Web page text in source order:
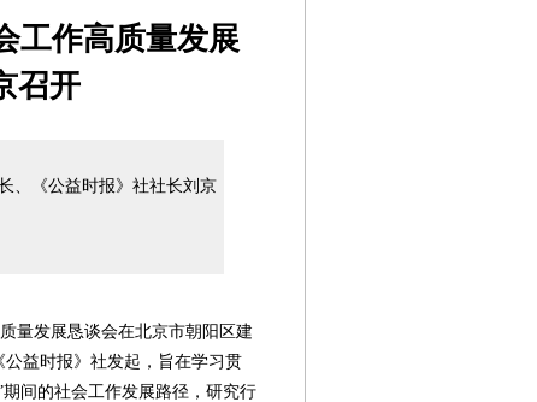
工作高质量发展
召开
、《公益时报》社社长刘京
量发展恳谈会在北京市朝阳区建
益时报》社发起，旨在学习贯
间的社会工作发展路径，研究行